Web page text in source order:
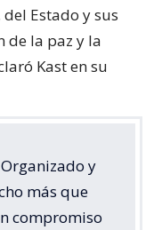
Estado y sus
de la paz y la
Kast en su
y
más que
compromiso